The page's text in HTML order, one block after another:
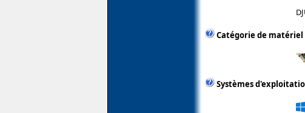
Catégorie de matériel
Systèmes